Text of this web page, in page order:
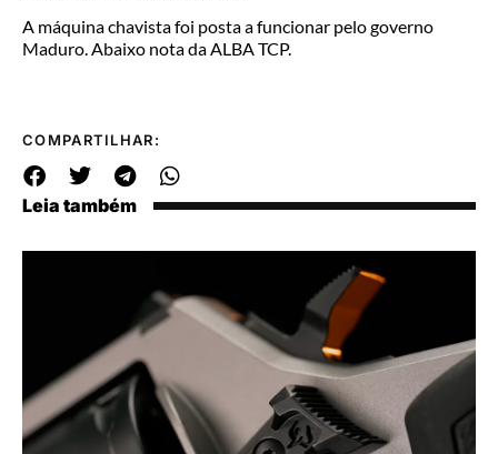
A máquina chavista foi posta a funcionar pelo governo
Maduro. Abaixo nota da ALBA TCP.
COMPARTILHAR:
Leia também